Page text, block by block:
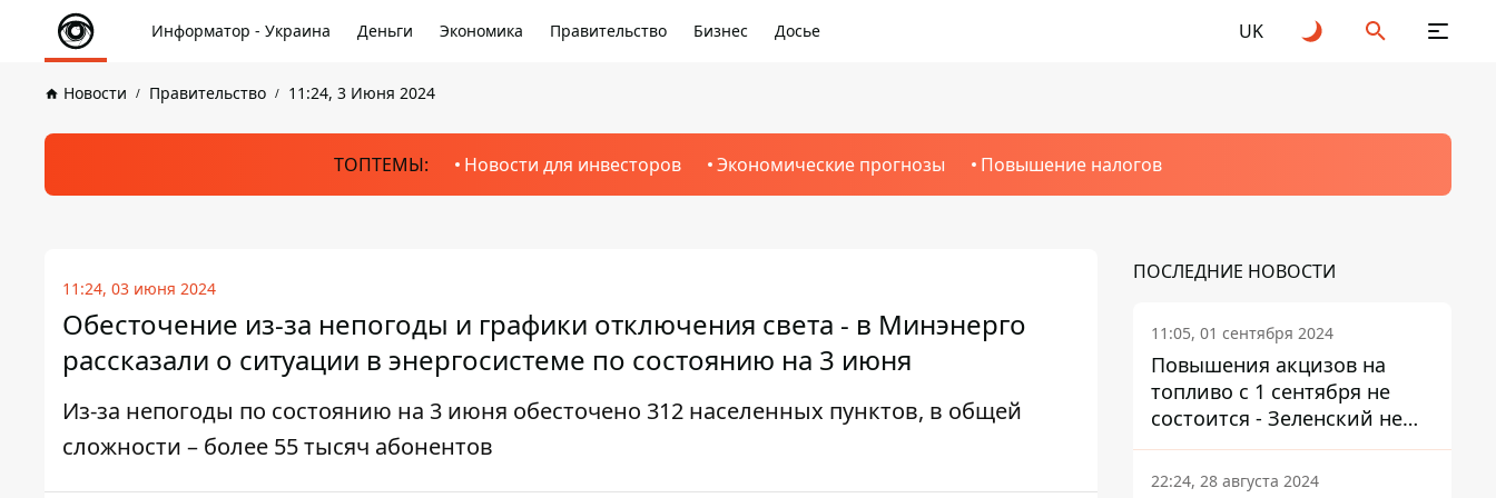
Информатор - Украина Деньги Экономика Правительство Бизнес Досье UK
Новости Правительство 11:24, 3 Июня 2024
ТОПТЕМЫ: Новости для инвесторов Экономические прогнозы Повышение налогов
11:24, 03 июня 2024
Обесточение из-за непогоды и графики отключения света - в Минэнерго
рассказали о ситуации в энергосистеме по состоянию на 3 июня
Из-за непогоды по состоянию на 3 июня обесточено 312 населенных пунктов, в общей
сложности – более 55 тысяч абонентов
ПОСЛЕДНИЕ НОВОСТИ
11:05, 01 сентября 2024
Повышения акцизов на
топливо с 1 сентября не
состоится - Зеленский не
подписал закон
22:24, 28 августа 2024